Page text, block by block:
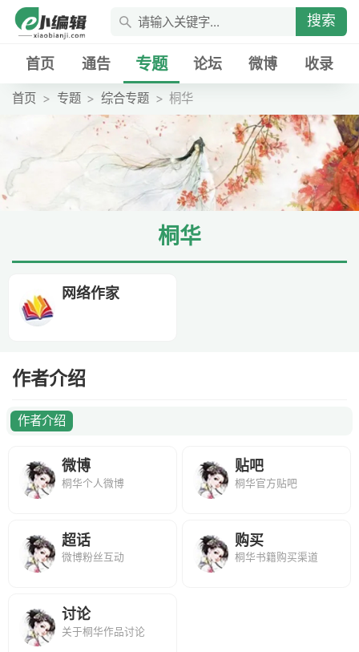
搜索
首页 通告 专题 论坛 微博 收录
首页 专题 综合专题 桐华
桐华
网络作家
作者介绍
作者介绍
微博
桐华个人微博
贴吧
桐华官方贴吧
超话
微博粉丝互动
购买
桐华书籍购买渠道
讨论
关于桐华作品讨论